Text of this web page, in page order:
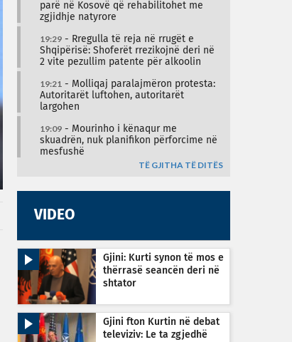
parë në Kosovë që rehabilitohet me
zgjidhje natyrore
19:29 - Rregulla të reja në rrugët e
Shqipërisë: Shoferët rrezikojnë deri në
2 vite pezullim patente për alkoolin
19:21 - Molliqaj paralajmëron protesta:
Autoritarët luftohen, autoritarët
largohen
19:09 - Mourinho i kënaqur me
skuadrën, nuk planifikon përforcime në
mesfushë
TË GJITHA TË DITËS
VIDEO
Gjini: Kurti synon të mos e
thërrasë seancën deri në
shtator
Gjini fton Kurtin në debat
televiziv: Le ta zgjedhë